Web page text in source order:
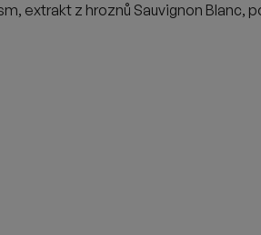
extrakt z hroznů Sauvignon Blanc,